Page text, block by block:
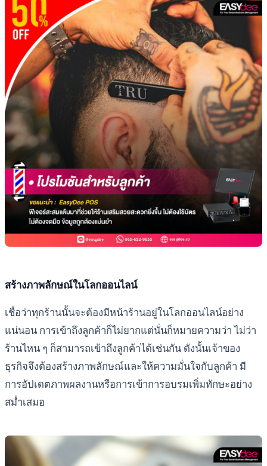
สร้างภาพลักษณ์ในโลกออนไลน์
เชื่อว่าทุกร้านนั้นจะต้องมีหน้าร้านอยู่ในโลกออนไลน์อย่าง
แน่นอน การเข้าถึงลูกค้าก็ไม่ยากแต่นั่นก็หมายความว่า ไม่ว่า
ร้านไหน ๆ ก็สามารถเข้าถึงลูกค้าได้เช่นกัน ดังนั้นเจ้าของ
ธุรกิจจึงต้องสร้างภาพลักษณ์และให้ความมั่นใจกับลูกค้า มี
การอัปเดตภาพผลงานหรือการเข้าการอบรมเพิ่มทักษะอย่าง
สม่ำเสมอ